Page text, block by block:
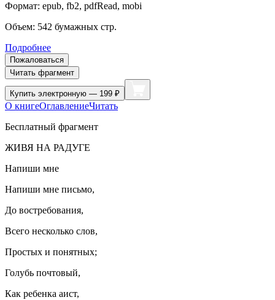
Формат: epub, fb2, pdfRead, mobi
Объем: 542 бумажных стр.
Подробнее
Пожаловаться
Читать фрагмент
Купить электронную — 199 ₽
О книгеОглавлениеЧитать
Бесплатный фрагмент
ЖИВЯ НА РАДУГЕ
Напиши мне
Напиши мне письмо,
До востребования,
Всего несколько слов,
Простых и понятных;
Голубь почтовый,
Как ребенка аист,